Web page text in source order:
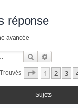
réponse
avancée
Rechercher
Page 1Sur
1 2 3
Sujets